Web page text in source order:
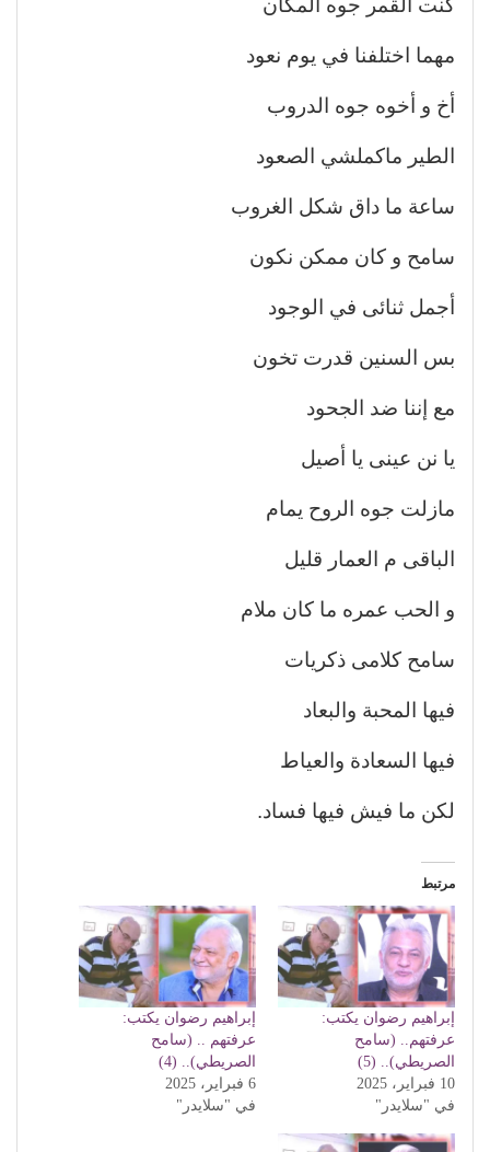
كنت القمر جوه المكان
مهما اختلفنا في يوم نعود
أخ و أخوه جوه الدروب
الطير ماكملشي الصعود
ساعة ما داق شكل الغروب
سامح و كان ممكن نكون
أجمل ثنائى في الوجود
بس السنين قدرت تخون
مع إننا ضد الجحود
يا نن عينى يا أصيل
مازلت جوه الروح يمام
الباقى م العمار قليل
و الحب عمره ما كان ملام
سامح كلامى ذكريات
فيها المحبة والبعاد
فيها السعادة والعياط
لكن ما فيش فيها فساد.
مرتبط
إبراهيم رضوان يكتب:
عرفتهم.. (سامح
الصريطي).. (5)
10 فبراير، 2025
في "سلايدر"
إبراهيم رضوان يكتب:
عرفتهم .. (سامح
الصريطي).. (4)
6 فبراير، 2025
في "سلايدر"